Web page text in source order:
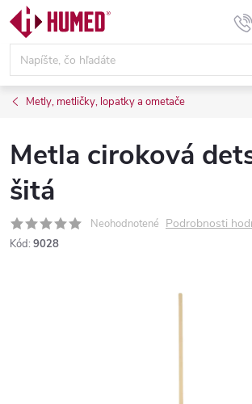
Prejsť
obsah
Metly, metličky, lopatky a ometače
Metla ciroková
šitá
Neohodnotené Podrobnosti
Kód: 9028